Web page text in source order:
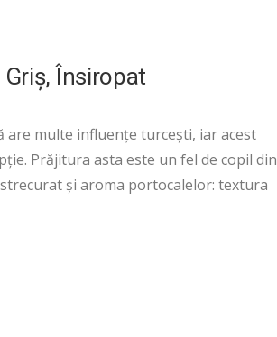
Griș, Însiropat
are multe influențe turcești, iar acest
Prăjitura asta este un fel de copil din
și aroma portocalelor: textura